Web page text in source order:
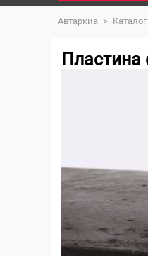
Автаркиа > Каталог